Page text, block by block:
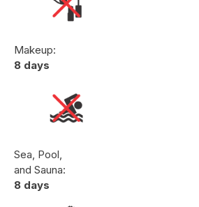
Makeup:
8 days
Sea, Pool,
and Sauna:
8 days